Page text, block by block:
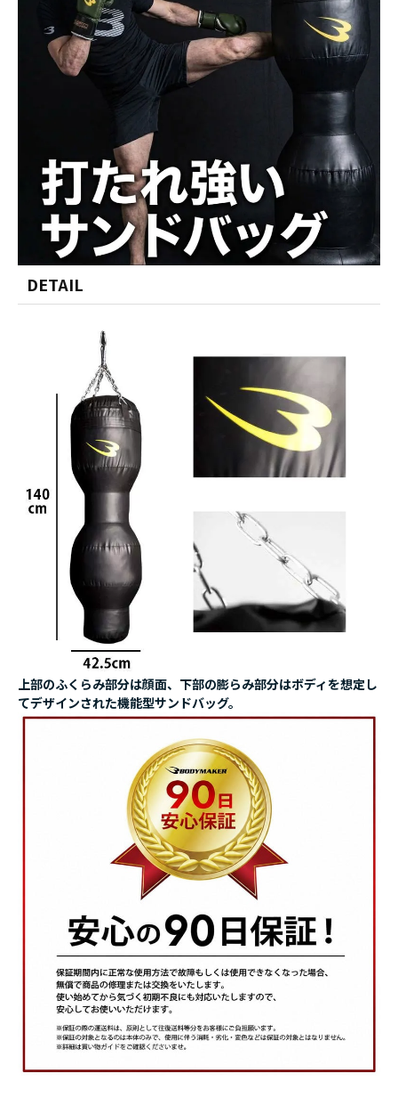
DETAIL
上部のふくらみ部分は顔面、下部の膨らみ部分はボディを想定し
てデザインされた機能型サンドバッグ。